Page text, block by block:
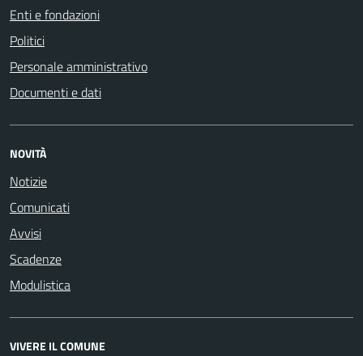
Enti e fondazioni
Politici
Personale amministrativo
Documenti e dati
NOVITÀ
Notizie
Comunicati
Avvisi
Scadenze
Modulistica
VIVERE IL COMUNE